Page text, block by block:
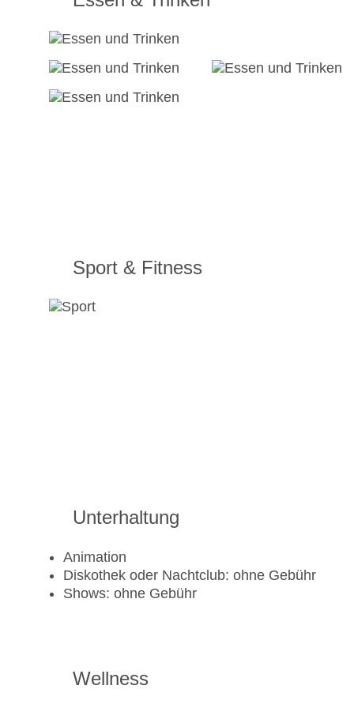
Sport & Fitness
Unterhaltung
Animation
Diskothek oder Nachtclub: ohne Gebühr
Shows: ohne Gebühr
Wellness